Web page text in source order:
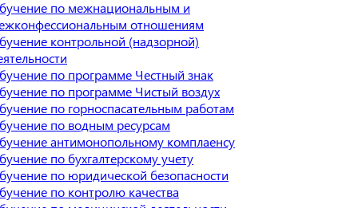
по межнациональным и
отношениям
контрольной (надзорной)
по программе Честный знак
по программе Чистый воздух
по горноспасательным работам
по водным ресурсам
антимонопольному комплаенсу
по бухгалтерскому учету
по юридической безопасности
по контролю качества